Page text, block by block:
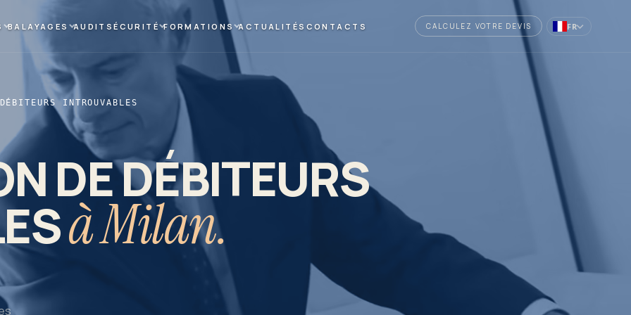
BALAYAGES AUDIT SÉCURITÉ FORMATIONS ACTUALITÉS CONTACTS CALCULEZ VOTRE DEVIS FR
INTROUVABLES
DE DÉBITEURS
à Milan.